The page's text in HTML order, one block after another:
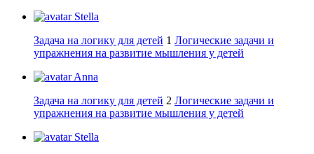
Stella
Задача на логику для детей 1 Логические задачи и
упражнения на развитие мышления у детей
Anna
Задача на логику для детей 2 Логические задачи и
упражнения на развитие мышления у детей
Stella